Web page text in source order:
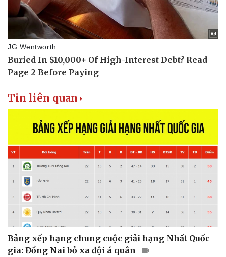
Thể thao
Bóng đá
Lịch thi đấu bóng đá
Thế giới thể thao
eSports
Hậu trường
Ô tô
Xe máy
Tin liên quan
Bảng xếp hạng chung cuộc giải hạng Nhất Quốc
gia: Đồng Nai bỏ xa đội á quân